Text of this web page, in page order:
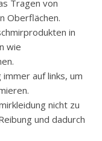
Tragen von
Oberflächen.
in
wie
auf links, um
nicht zu
und dadurch